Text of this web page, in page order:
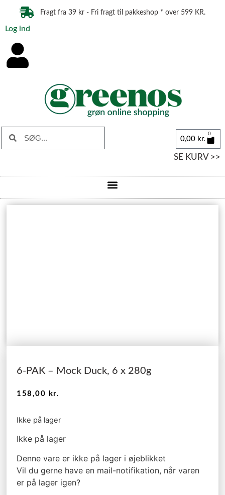
Fragt fra 39 kr - Fri fragt til pakkeshop * over 599 KR.
Log ind
0,00 kr.
0
SE KURV >>
6-PAK – Mock Duck, 6 x 280g
158,00 kr.
Ikke på lager
Ikke på lager
Denne vare er ikke på lager i øjeblikket
Vil du gerne have en mail-notifikation, når varen
er på lager igen?